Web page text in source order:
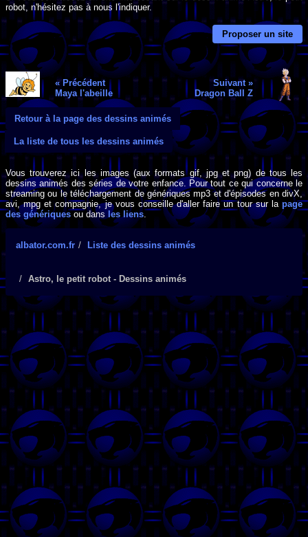
robot, n'hésitez pas à nous l'indiquer.
Proposer un site
« Précédent
Maya l'abeille
Suivant »
Dragon Ball Z
Retour à la page des dessins animés
La liste de tous les dessins animés
Vous trouverez ici les images (aux formats gif, jpg et png) de tous les
dessins animés des séries de votre enfance. Pour tout ce qui concerne le
streaming ou le téléchargement de génériques mp3 et d'épisodes en divX,
avi, mpg et compagnie, je vous conseille d'aller faire un tour sur la page
des génériquesou dans les liens.
albator.com.fr Liste des dessins animés
Astro, le petit robot - Dessins animés